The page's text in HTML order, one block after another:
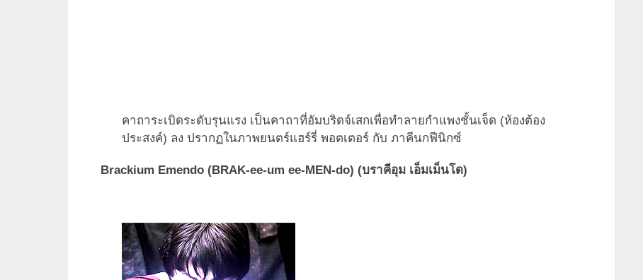
คาถาระเบิดระดับรุนแรง เป็นคาถาที่อัมบริดจ์เสกเพื่อทำลายกำแพงชั้นเจ็ด (ห้องต้อง
ประสงค์) ลง ปรากฏในภาพยนตร์แฮร์รี่ พอตเตอร์ กับ ภาคีนกฟีนิกซ์
Brackium Emendo (BRAK-ee-um ee-MEN-do) (บราคีอุม เอ็มเม็นโด)